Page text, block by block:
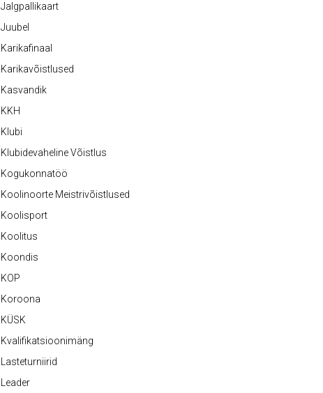
Jalgpallikaart
Juubel
Karikafinaal
Karikavõistlused
Kasvandik
KKH
Klubi
Klubidevaheline Võistlus
Kogukonnatöö
Koolinoorte Meistrivõistlused
Koolisport
Koolitus
Koondis
KOP
Koroona
KÜSK
Kvalifikatsioonimäng
Lasteturniirid
Leader